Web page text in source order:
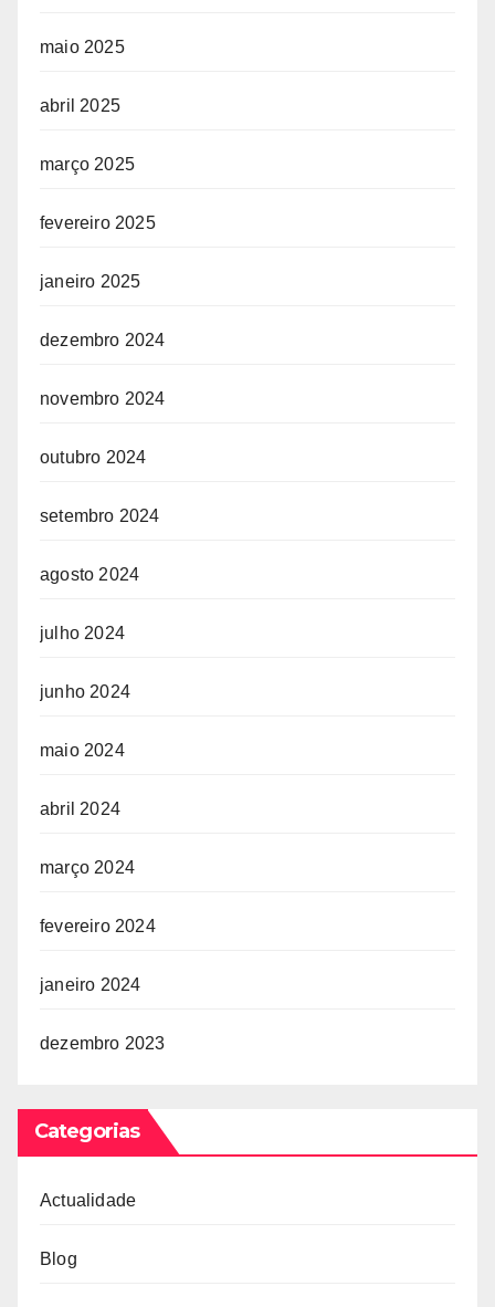
maio 2025
abril 2025
março 2025
fevereiro 2025
janeiro 2025
dezembro 2024
novembro 2024
outubro 2024
setembro 2024
agosto 2024
julho 2024
junho 2024
maio 2024
abril 2024
março 2024
fevereiro 2024
janeiro 2024
dezembro 2023
Categorias
Actualidade
Blog